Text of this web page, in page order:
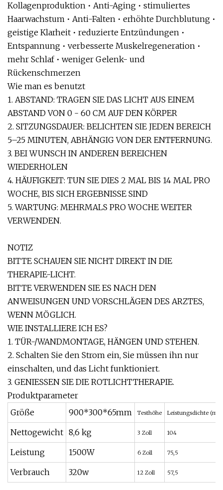
Kollagenproduktion • Anti-Aging • stimuliertes
Haarwachstum • Anti-Falten • erhöhte Durchblutung •
geistige Klarheit • reduzierte Entzündungen •
Entspannung • verbesserte Muskelregeneration •
mehr Schlaf • weniger Gelenk- und
Rückenschmerzen
Wie man es benutzt
1. ABSTAND: TRAGEN SIE DAS LICHT AUS EINEM
ABSTAND VON 0 - 60 CM AUF DEN KÖRPER
2. SITZUNGSDAUER: BELICHTEN SIE JEDEN BEREICH
5–25 MINUTEN, ABHÄNGIG VON DER ENTFERNUNG.
3. BEI WUNSCH IN ANDEREN BEREICHEN
WIEDERHOLEN
4. HÄUFIGKEIT: TUN SIE DIES 2 MAL BIS 14 MAL PRO
WOCHE, BIS SICH ERGEBNISSE SIND
5. WARTUNG: MEHRMALS PRO WOCHE WEITER
VERWENDEN.
NOTIZ
BITTE SCHAUEN SIE NICHT DIREKT IN DIE
THERAPIE-LICHT.
BITTE VERWENDEN SIE ES NACH DEN
ANWEISUNGEN UND VORSCHLÄGEN DES ARZTES,
WENN MÖGLICH.
WIE INSTALLIERE ICH ES?
1. TÜR-/WANDMONTAGE, HÄNGEN UND STEHEN.
2. Schalten Sie den Strom ein, Sie müssen ihn nur
einschalten, und das Licht funktioniert.
3. GENIESSEN SIE DIE ROTLICHTTHERAPIE.
Produktparameter
Größe
900*300*65mm Testhöhe Leistungsdichte
Nettogewicht 8,6 kg 3 Zoll 104
Leistung 1500W 6 Zoll 75,5
Verbrauch 320w 12 Zoll 57,5